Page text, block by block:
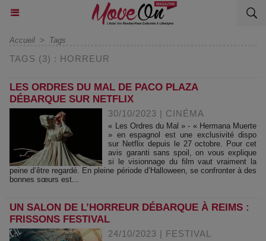
Accueil > Tags
TAGS (3) : HORREUR
LES ORDRES DU MAL DE PACO PLAZA
DÉBARQUE SUR NETFLIX
30/10/2023 | CINÉMA
« Les Ordres du Mal » - « Hermana Muerte
» en espagnol est une exclusivité dispo
sur Netflix depuis le 27 octobre. Pour cet
avis garanti sans spoil, on vous explique
si le visionnage du film vaut vraiment la
peine d’être regardé. En pleine période d’Halloween, se confronter à des
bonnes sœurs est...
UN SALON DE L’HORREUR DÉBARQUE À REIMS :
FRISSONS FESTIVAL
24/10/2023 | FESTIVAL